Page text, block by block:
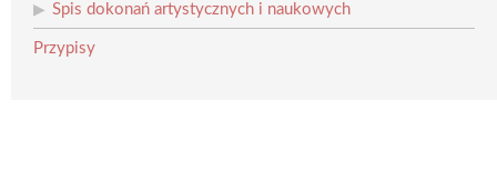
Spis dokonań artystycznych i naukowych
Przypisy